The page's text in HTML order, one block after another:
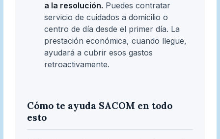
a la resolución. Puedes contratar
servicio de cuidados a domicilio o
centro de día desde el primer día. La
prestación económica, cuando llegue,
ayudará a cubrir esos gastos
retroactivamente.
Cómo te ayuda SACOM en todo
esto